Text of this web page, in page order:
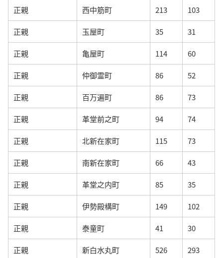
正親 西中筋町 213 103
正親 玉屋町 35 31
正親 亀屋町 114 60
正親 仲御霊町 86 52
正親 百万遍町 86 73
正親 革堂前之町 94 74
正親 北新在家町 115 73
正親 南新在家町 66 43
正親 革堂之内町 85 35
正親 伊勢殿構町 149 102
正親 泰童町 41 30
正親 新白水丸町 526 293